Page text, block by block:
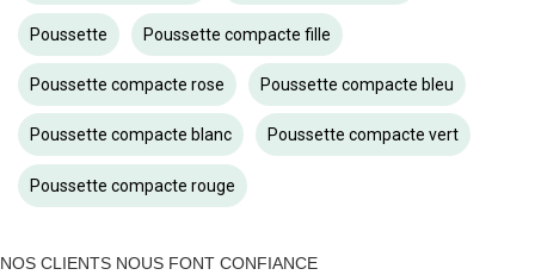
Poussette Poussette compacte fille
Poussette compacte rose Poussette compacte bleu
Poussette compacte blanc Poussette compacte vert
Poussette compacte rouge
NOS CLIENTS NOUS FONT CONFIANCE